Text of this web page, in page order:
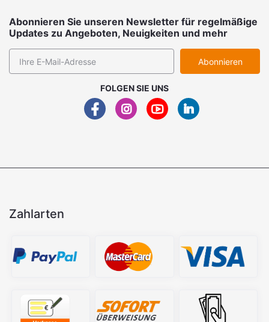
Abonnieren Sie unseren Newsletter für regelmäßige
Updates zu Angeboten, Neuigkeiten und mehr
Abonnieren
FOLGEN SIE UNS
Zahlarten